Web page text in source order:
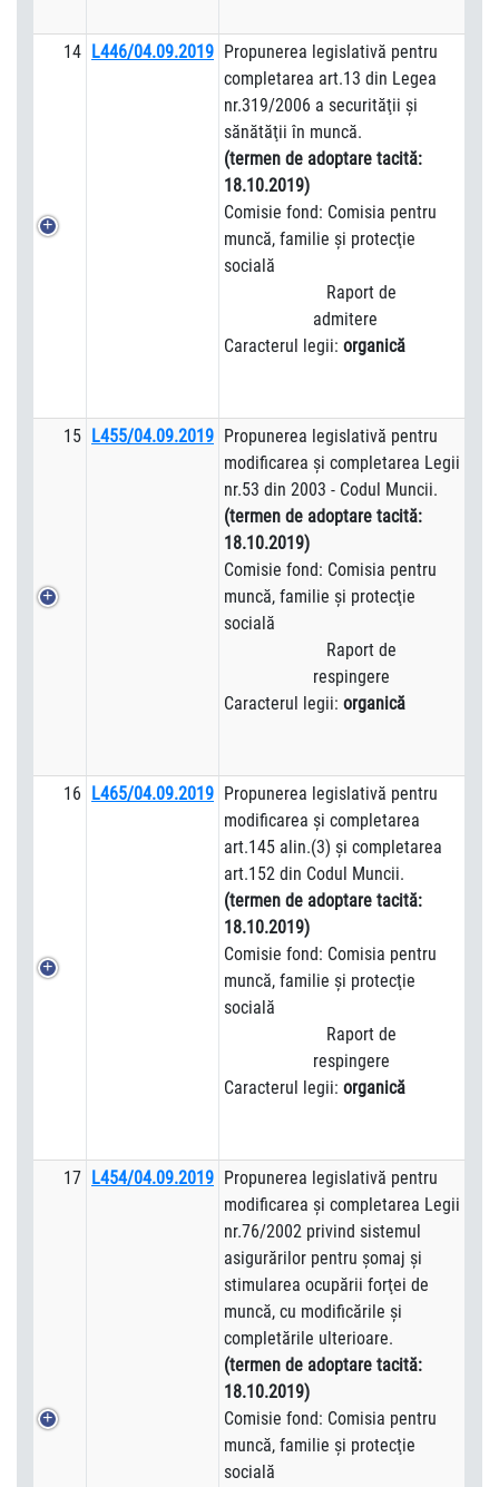
14 L446/04.09.2019 Propunerea legislativă pentru
completarea art.13 din Legea
nr.319/2006 a securităţii şi
sănătăţii în muncă.
(termen de adoptare tacită:
18.10.2019)
Comisie fond: Comisia pentru
muncă, familie şi protecţie
socială
Raport de
admitere
Caracterul legii: organică
15 L455/04.09.2019 Propunerea legislativă pentru
modificarea şi completarea Legii
nr.53 din 2003 - Codul Muncii.
(termen de adoptare tacită:
18.10.2019)
Comisie fond: Comisia pentru
muncă, familie şi protecţie
socială
Raport de
respingere
Caracterul legii: organică
16 L465/04.09.2019 Propunerea legislativă pentru
modificarea şi completarea
art.145 alin.(3) şi completarea
art.152 din Codul Muncii.
(termen de adoptare tacită:
18.10.2019)
Comisie fond: Comisia pentru
muncă, familie şi protecţie
socială
Raport de
respingere
Caracterul legii: organică
17 L454/04.09.2019 Propunerea legislativă pentru
modificarea şi completarea Legii
nr.76/2002 privind sistemul
asigurărilor pentru şomaj şi
stimularea ocupării forţei de
muncă, cu modificările şi
completările ulterioare.
(termen de adoptare tacită:
18.10.2019)
Comisie fond: Comisia pentru
muncă, familie şi protecţie
socială